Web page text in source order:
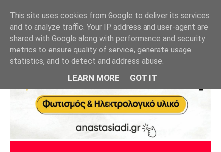
This site uses cookies from Google to deliver its services
and to analyze traffic. Your IP address and user-agent are
shared with Google along with performance and security
metrics to ensure quality of service, generate usage
statistics, and to detect and address abuse.
LEARN MORE GOT IT